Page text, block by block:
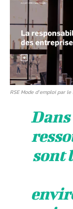
RSE Mode d’emploi par
sont